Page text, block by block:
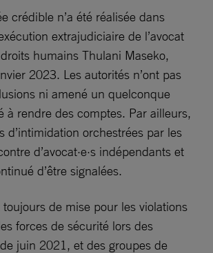
crédible n’a été réalisée dans
extrajudiciaire de l’avocat
humains Thulani Maseko,
2023. Les autorités n’ont pas
ni amené un quelconque
à rendre des comptes. Par ailleurs,
d’intimidation orchestrées par les
d’avocat·e·s indépendants et
d’être signalées.
toujours de mise pour les violations
forces de sécurité lors des
juin 2021, et des groupes de